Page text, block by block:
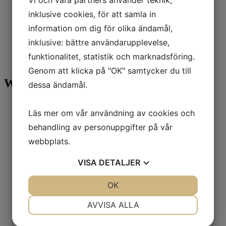
Om oss
Elektrisk kompressor
11 Kw - 30 Kw
Atlas Copco LT20-30
Webshop
Diesel kompressorer
Elektrisk kompressor
0 - 10 Kw
11 Kw - 30 Kw
91 Kw och ovan
Oljefri kompressor
Kyltork
Grävmaskin
Truck
inklusive cookies, för att samla in
information om dig för olika ändamål,
inklusive: bättre användarupplevelse,
funktionalitet, statistik och marknadsföring.
Genom att klicka på "OK" samtycker du till
dessa ändamål.
Läs mer om vår användning av cookies och
behandling av personuppgifter på vår
webbplats.
VISA DETALJER
AVVISA ALLA
OK